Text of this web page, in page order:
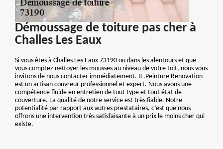
Démoussage de toiture pas cher à
Challes Les Eaux
Si vous êtes à Challes Les Eaux 73190 ou dans les alentours et que
vous comptez nettoyer les mousses au niveau de votre toit, nous vous
invitons de nous contacter immédiatement. JL.Peinture Renovation
est un artisan couvreur professionnel et expert. Nous avons une
compétence fluide en entretien de tout type et tout état de
couverture. La qualité de notre service est très fiable. Notre
potentialité par rapport aux autres prestataires, c’est que nous
offrons une intervention très satisfaisante à un prix le moins cher qui
existe.